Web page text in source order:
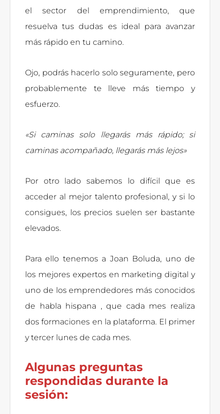
el sector del emprendimiento, que
resuelva tus dudas es ideal para avanzar
más rápido en tu camino.
Ojo, podrás hacerlo solo seguramente, pero
probablemente te lleve más tiempo y
esfuerzo.
«Si caminas solo llegarás más rápido; si
caminas acompañado, llegarás más lejos»
Por otro lado sabemos lo difícil que es
acceder al mejor talento profesional, y si lo
consigues, los precios suelen ser bastante
elevados.
Para ello tenemos a Joan Boluda, uno de
los mejores expertos en marketing digital y
uno de los emprendedores más conocidos
de habla hispana , que cada mes realiza
dos formaciones en la plataforma. El primer
y tercer lunes de cada mes.
Algunas preguntas
respondidas durante la
sesión: